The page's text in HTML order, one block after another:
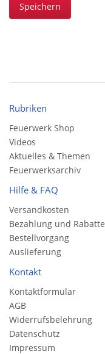
Speichern
Rubriken
Feuerwerk Shop
Videos
Aktuelles & Themen
Feuerwerksarchiv
Hilfe & FAQ
Versandkosten
Bezahlung und Rabatte
Bestellvorgang
Auslieferung
Kontakt
Kontaktformular
AGB
Widerrufsbelehrung
Datenschutz
Impressum